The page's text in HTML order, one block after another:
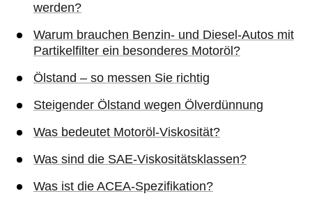
werden?
Warum brauchen Benzin- und Diesel-Autos mit
Partikelfilter ein besonderes Motoröl?
Ölstand – so messen Sie richtig
Steigender Ölstand wegen Ölverdünnung
Was bedeutet Motoröl-Viskosität?
Was sind die SAE-Viskositätsklassen?
Was ist die ACEA-Spezifikation?